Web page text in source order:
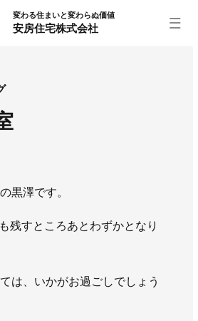
外装事業
沿革
拠点紹介
変わる住まいと変わらぬ価値
安房住宅株式会社
黒澤です。
残すところあとわずかとなり
は、いかがお過ごしでしょう